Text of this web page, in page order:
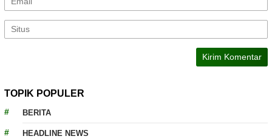
TOPIK POPULER
BERITA
HEADLINE NEWS